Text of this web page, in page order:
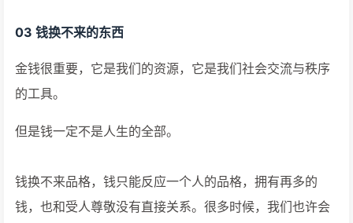
03 钱换不来的东西
金钱很重要，它是我们的资源，它是我们社会交流与秩序
的工具。​
但是钱一定不是人生的全部。
钱换不来品格，钱只能反应一个人的品格，拥有再多的
钱，也和受人尊敬没有直接关系。很多时候，我们也许会